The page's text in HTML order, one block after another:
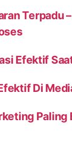
Terpadu
Efektif
Di
Paling